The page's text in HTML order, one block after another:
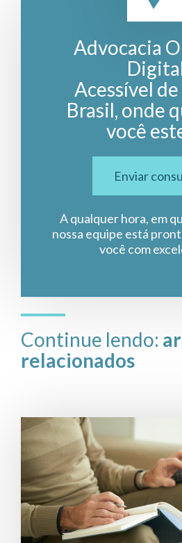
Advocacia
Acessível
Brasil, onde
você
Enviar
A qualquer hora, em
nossa equipe está
você com
Continue lendo:
relacionados